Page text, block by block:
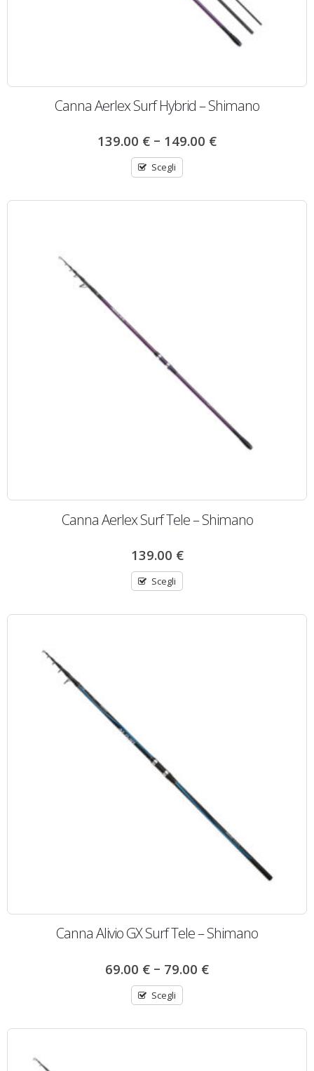
Canna Aerlex Surf Hybrid – Shimano
139.00 € – 149.00 €
Scegli
Canna Aerlex Surf Tele – Shimano
139.00 €
Scegli
Canna Alivio GX Surf Tele – Shimano
69.00 € – 79.00 €
Scegli